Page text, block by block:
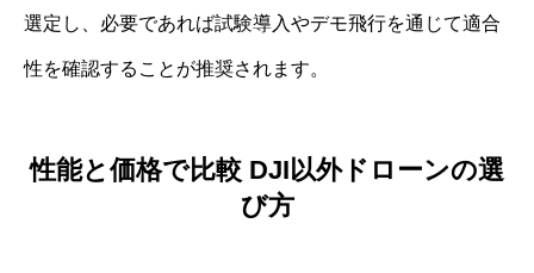
選定し、必要であれば試験導入やデモ飛行を通じて適合
性を確認することが推奨されます。
性能と価格で比較 DJI以外ドローンの選
び方